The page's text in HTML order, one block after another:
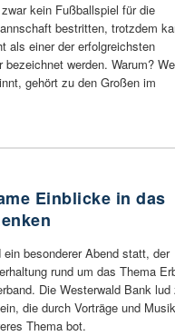
kein Fußballspiel für die
bestritten, trotzdem
als einer der erfolgreichsten
werden. Warum?
gehört zu den Großen im
Einblicke in das
besonderer Abend statt, der
rund um das Thema
Die Westerwald Bank lud
die durch Vorträge und Musik
Thema bot.